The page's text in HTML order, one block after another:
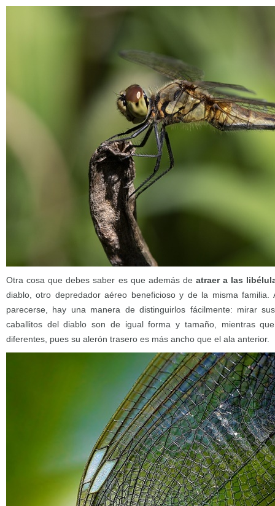
Otra cosa que debes saber es que además deatraer a las
diablo, otro depredador aéreo beneficioso y de la misma familia.
parecerse, hay una manera de distinguirlos fácilmente: mirar
caballitos del diablo son de igual forma y tamaño, mientras
diferentes, pues su alerón trasero es más ancho que el ala anterior.